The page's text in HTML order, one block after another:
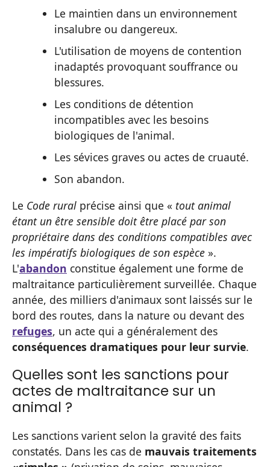
Le maintien dans un environnement
insalubre ou dangereux.
L'utilisation de moyens de contention
inadaptés provoquant souffrance ou
blessures.
Les conditions de détention
incompatibles avec les besoins
biologiques de l'animal.
Les sévices graves ou actes de cruauté.
Son abandon.
Le Code rural précise ainsi que « tout animal
étant un être sensible doit être placé par son
propriétaire dans des conditions compatibles avec
les impératifs biologiques de son espèce ».
L'abandon constitue également une forme de
maltraitance particulièrement surveillée. Chaque
année, des milliers d'animaux sont laissés sur le
bord des routes, dans la nature ou devant des
refuges, un acte qui a généralement des
conséquences dramatiques pour leur survie.
Quelles sont les sanctions pour
actes de maltraitance sur un
animal ?
Les sanctions varient selon la gravité des faits
constatés. Dans les cas de mauvais traitements